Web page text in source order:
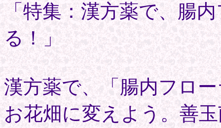
「特集：漢方薬で、腸
る！」
漢方薬で、「腸内フロ
お花畑に変えよう。善